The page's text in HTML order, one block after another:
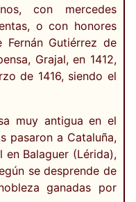
con mercedes
o con honores
Fernán Gutiérrez de
Grajal, en 1412,
de 1416, siendo el
muy antigua en el
pasaron a Cataluña,
en Balaguer (Lérida),
se desprende de
ganadas por